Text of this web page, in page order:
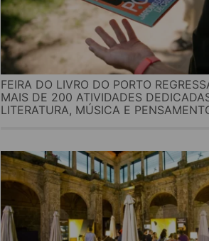
FEIRA DO LIVRO DO PORTO
MAIS DE 200 ATIVIDADES
LITERATURA, MÚSICA E